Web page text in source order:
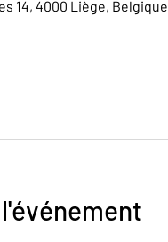
14, 4000 Liège, Belgique